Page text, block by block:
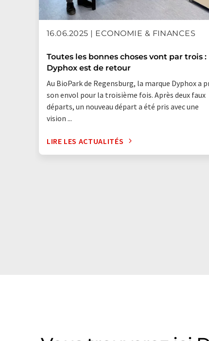
16.06.2025 | ECONOMIE & FINANCES
Toutes les bonnes choses vont par trois :
Dyphox est de retour
Au BioPark de Regensburg, la marque Dyphox a
son envol pour la troisième fois. Après deux faux
départs, un nouveau départ a été pris avec une
vision ...
LIRE LES ACTUALITÉS